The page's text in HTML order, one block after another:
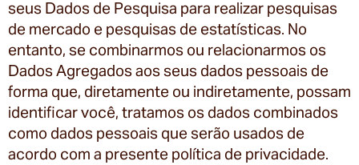
seus Dados de Pesquisa para realizar pesquisas
de mercado e pesquisas de estatísticas. No
entanto, se combinarmos ou relacionarmos os
Dados Agregados aos seus dados pessoais de
forma que, diretamente ou indiretamente, possam
identificar você, tratamos os dados combinados
como dados pessoais que serão usados de
acordo com a presente política de privacidade.